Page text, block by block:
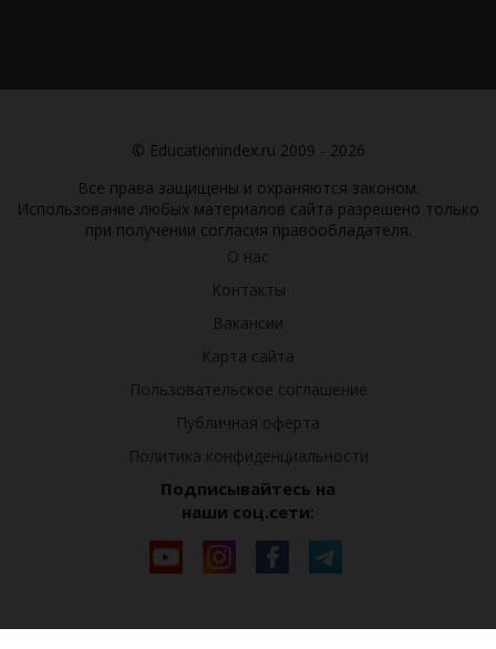
© Educationindex.ru 2009 - 2026
Все права защищены и охраняются законом.
Использование любых материалов сайта разрешено только
при получении согласия правообладателя.
О нас
Контакты
Вакансии
Карта сайта
Пользовательское соглашение
Публичная оферта
Политика конфиденциальности
Подписывайтесь на
наши соц.сети: